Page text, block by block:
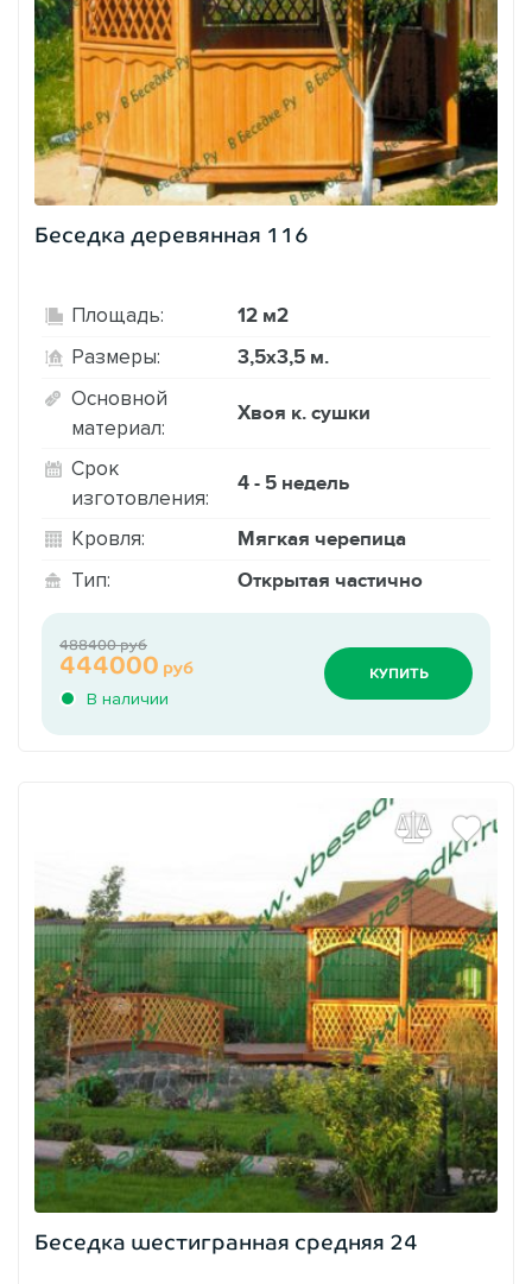
Беседка деревянная 116
Площадь: 12 м2
Размеры: 3,5х3,5 м.
Основной
материал:
Хвоя к. сушки
Срок
изготовления:
4 - 5 недель
Кровля: Мягкая черепица
Тип: Открытая частично
В наличии
444000 руб
488400 руб
КУПИТЬ
Беседка шестигранная средняя 24